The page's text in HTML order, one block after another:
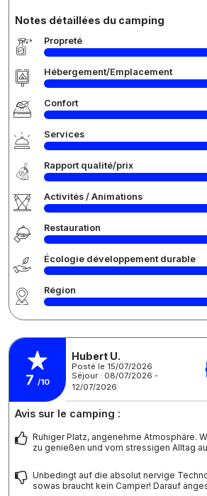
Notes détaillées du camping
Propreté
Hébergement/Emplacement
Confort
Services
Rapport qualité/prix
Activités / Animations
Restauration
Écologie développement durable
Région
7 /10
Hubert U.
Posté le 15/07/2026
Séjour : 08/07/2026 -
12/07/2026
Avis sur le camping :
Ruhiger Platz, angenehme Atmosphäre.
zu genießen und vom stressigen Alltag
Unbedingt auf die absolut nervige
sowas braucht kein Camper! Darauf